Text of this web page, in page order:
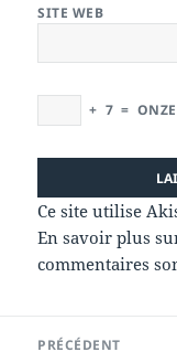
SITE WEB
+ 7 = ONZE
Ce site utilise
En savoir plus
commentaires
PRÉCÉDENT